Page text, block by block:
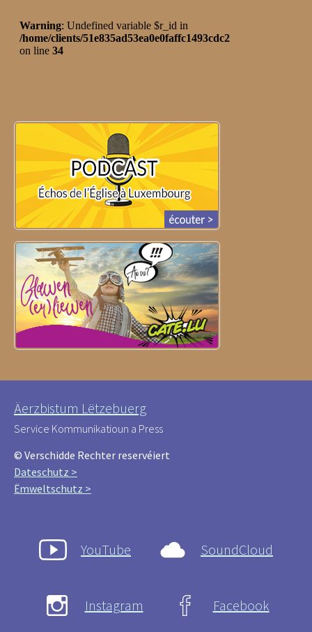
Äerzbistum Lëtzebuerg
Service Kommunikatioun a Press
© Verschidde Rechter reservéiert
Dateschutz >
Ëmweltschutz >
YouTube SoundCloud
Instagram Facebook